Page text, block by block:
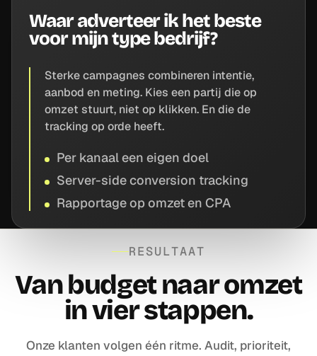
Waar adverteer ik het beste
voor mijn type bedrijf?
Sterke campagnes combineren intentie,
aanbod en meting. Kies een partij die op
omzet stuurt, niet op klikken. En die de
tracking op orde heeft.
Per kanaal een eigen doel
Server-side conversion tracking
Rapportage op omzet en CPA
RESULTAAT
Van budget naar omzet
in vier stappen.
Onze klanten volgen één ritme. Audit, prioriteit,